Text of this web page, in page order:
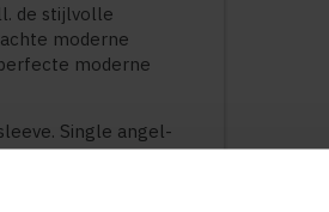
de stijlvolle
moderne
moderne
Single angel-